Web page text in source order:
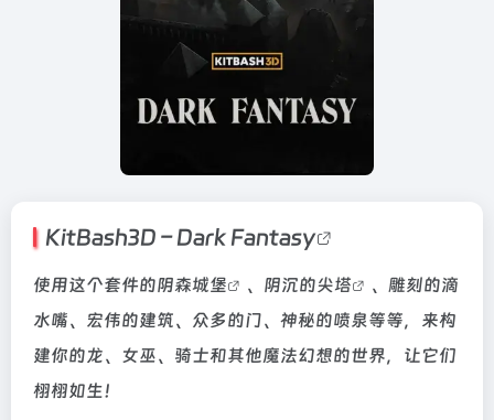
KitBash3D –Dark Fantasy
使用这个套件的阴森城堡 、阴沉的尖塔
、雕刻的滴
水嘴、宏伟的建筑、众多的门、神秘的喷泉等等，来构
建你的龙、女巫、骑士和其他魔法幻想的世界，让它们
栩栩如生！